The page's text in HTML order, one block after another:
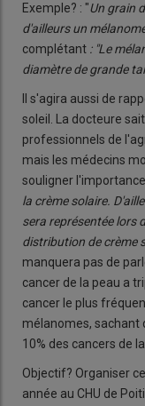
Exemple? : "Un grain
d'ailleurs un
complétant : "Le
diamètre de grande
Il s'agira aussi de
soleil. La docteure
professionnels de
mais les médecins
souligner
la crème solaire.
sera représentée lors
distribution de crème
manquera pas de
cancer de la peau a
cancer le plus
mélanomes, sachant
10% des cancers de
Objectif? Organiser
année au CHU de